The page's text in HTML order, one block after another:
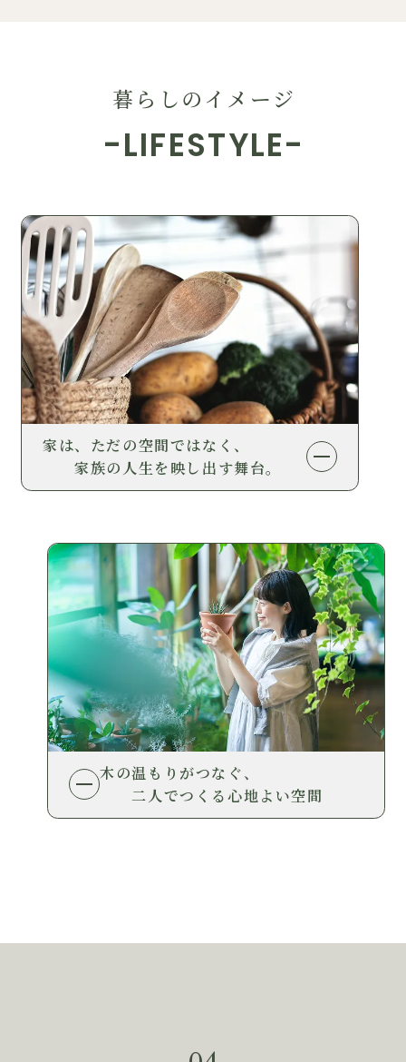
暮らしのイメージ
-LIFESTYLE-
家は、ただの空間ではなく、
家族の人生を映し出す舞台。
木の温もりがつなぐ、
二人でつくる心地よい空間